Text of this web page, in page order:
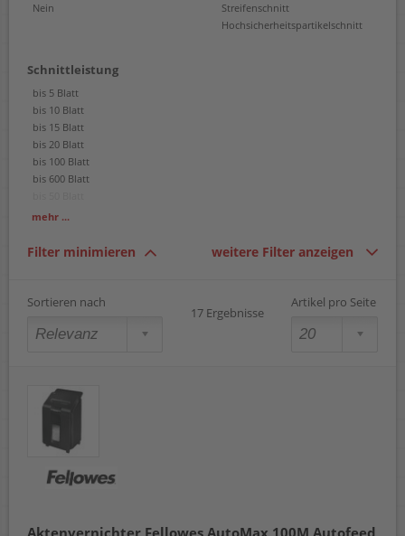
Nein
Streifenschnitt
Hochsicherheitspartikelschnitt
Schnittleistung
bis 5 Blatt
bis 10 Blatt
bis 15 Blatt
bis 20 Blatt
bis 100 Blatt
bis 600 Blatt
bis 150 Blatt
bis 300 Blatt
mehr ...
Filter minimieren weitere Filter anzeigen
Sortieren nach
17 Ergebnisse
Artikel pro Seite